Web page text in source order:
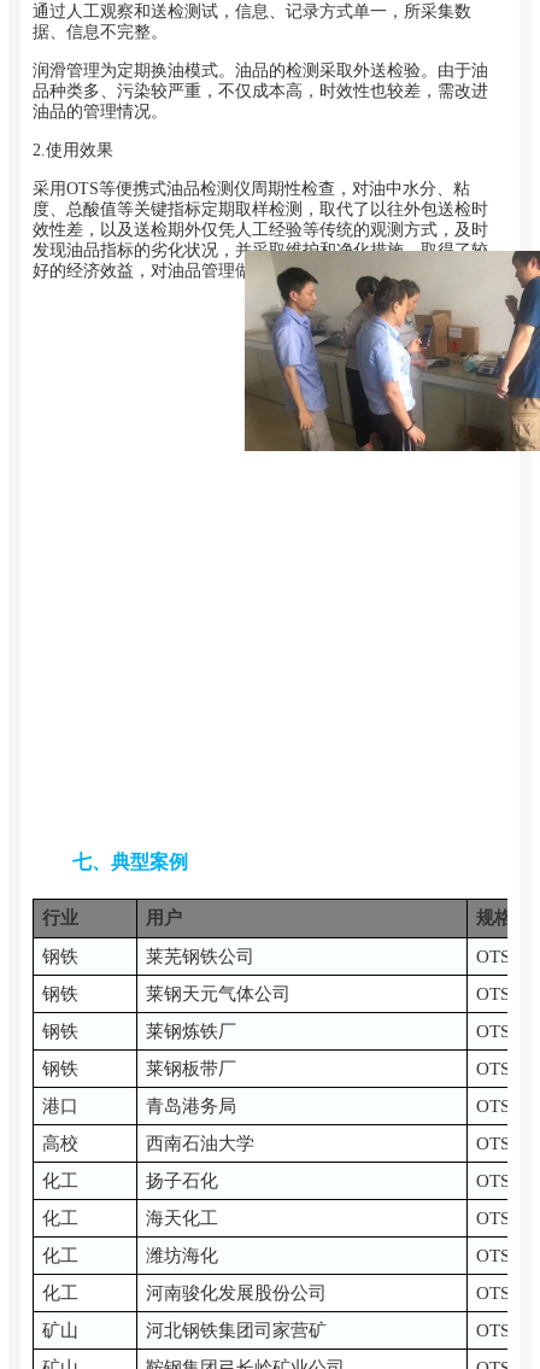
通过人工观察和送检测试，信息、记录方式单一，所采集数
据、信息不完整。
润滑管理为定期换油模式。油品的检测采取外送检验。 由于油
品种类多、污染较严重，不仅成本高，时效性也较差，需改进
油品的管理情况。
2.使用效果
采用OTS等便携式油品检测仪周期性检查，对油中水分、粘
度、总酸值等关键指标定期取样检测，取代了以往外包送检时
效性差，以及送检期外仅凭人工经验等传统的观测方式，及时
发现油品指标的劣化状况，并采取维护和净化措施，取得了较
好的经济效益，对油品管理做到心中有数。
七、典型案例
行业 用户
规格型
钢铁
莱芜钢铁公司
OTS-CH
钢铁
莱钢天元气体公司
OTS-C
钢铁
莱钢炼铁厂
OTS-CH
钢铁
莱钢板带厂
OTS-CH
港口
青岛港务局
OTS-EH
高校
西南石油大学
OTS-F
化工
扬子石化
OTS-CH
化工
海天化工
OTS-CH
化工
潍坊海化
OTS-CH
化工
河南骏化发展股份公司
OTS-BH
矿山
河北钢铁集团司家营矿
OTS-BH